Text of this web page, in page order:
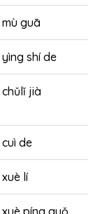
mù guā
yìng shí de
chǔlǐ jià
cuì de
xuè lí
xuè píng guǒ